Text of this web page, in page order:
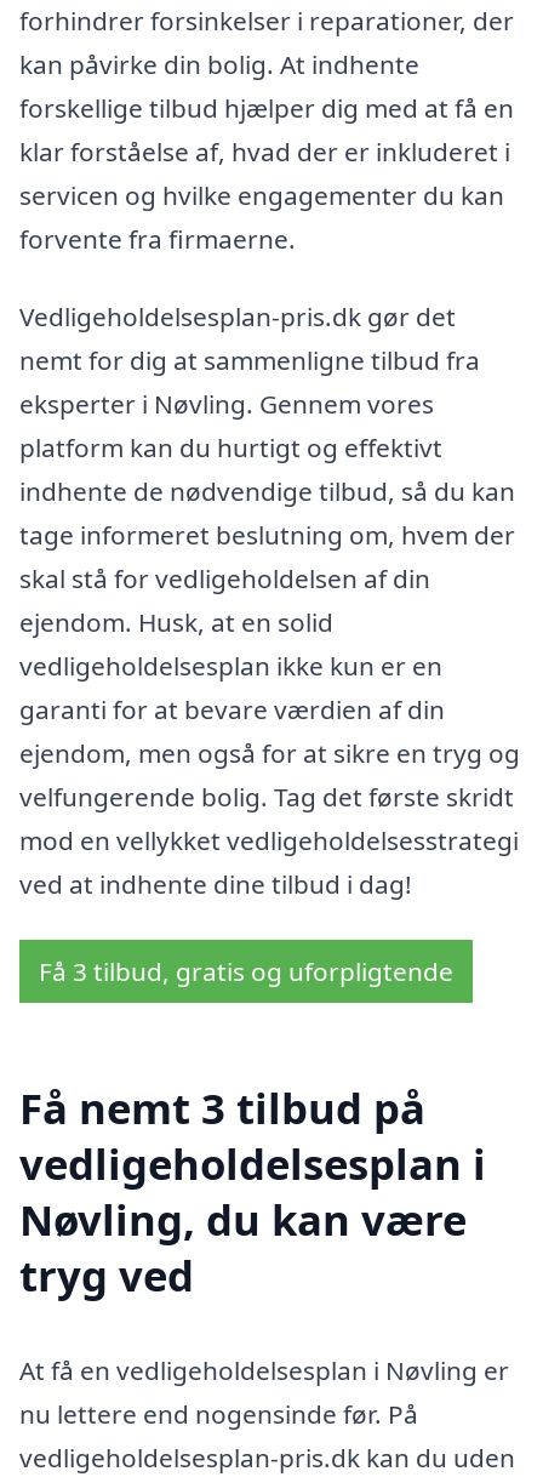
forhindrer forsinkelser i reparationer, der
kan påvirke din bolig. At indhente
forskellige tilbud hjælper dig med at få en
klar forståelse af, hvad der er inkluderet i
servicen og hvilke engagementer du kan
forvente fra firmaerne.
Vedligeholdelsesplan-pris.dk gør det
nemt for dig at sammenligne tilbud fra
eksperter i Nøvling. Gennem vores
platform kan du hurtigt og effektivt
indhente de nødvendige tilbud, så du kan
tage informeret beslutning om, hvem der
skal stå for vedligeholdelsen af din
ejendom. Husk, at en solid
vedligeholdelsesplan ikke kun er en
garanti for at bevare værdien af din
ejendom, men også for at sikre en tryg og
velfungerende bolig. Tag det første skridt
mod en vellykket vedligeholdelsesstrategi
ved at indhente dine tilbud i dag!
Få 3 tilbud, gratis og uforpligtende
Få nemt 3 tilbud på
vedligeholdelsesplan i
Nøvling, du kan være
tryg ved
At få en vedligeholdelsesplan i Nøvling er
nu lettere end nogensinde før. På
vedligeholdelsesplan-pris.dk kan du uden